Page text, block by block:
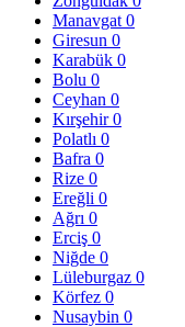
Manavgat 0
Giresun 0
Karabük 0
Bolu 0
Ceyhan 0
Kırşehir0
Polatlı 0
Bafra 0
Rize 0
Ereğli 0
Ağrı 0
Erciş 0
Niğde 0
Lüleburgaz 0
Körfez 0
Nusaybin 0